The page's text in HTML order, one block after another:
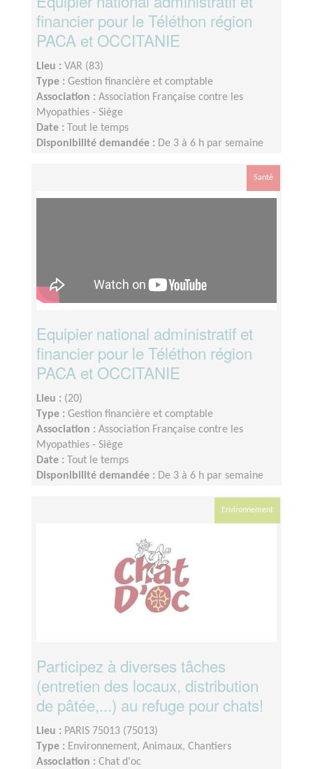
financier pour le Téléthon région
PACA et OCCITANIE
Lieu : VAR (83)
Type : Gestion financière et comptable
Association : Association Française contre les
Myopathies - Siège
Date :
Tout le temps
Disponibilité demandée : De 3 à 6 h par semaine
Santé
Equipier national administratif et
financier pour le Téléthon région
PACA et OCCITANIE
Lieu : (20)
Type : Gestion financière et comptable
Association : Association Française contre les
Myopathies - Siège
Date :
Tout le temps
Disponibilité demandée : De 3 à 6 h par semaine
Environnement
Participez à diverses tâches
(entretien des locaux, distribution
de pâtée,...) au refuge pour chats!
Lieu : PARIS 75013 (75013)
Type : Environnement, Animaux, Chantiers
Association : Chat d'oc